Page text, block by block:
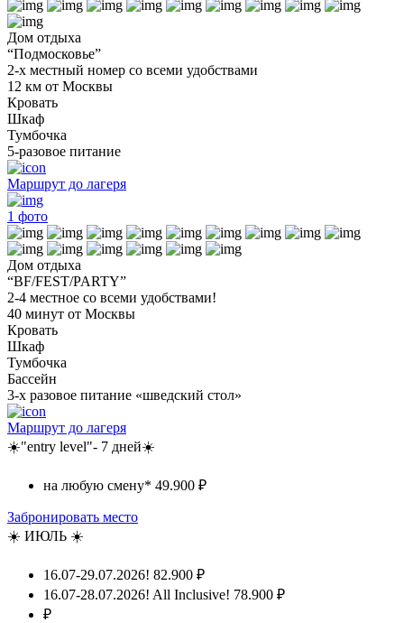
Дом отдыха
“Подмосковье”
2-х местный номер со всеми удобствами
12 км от Москвы
Кровать
Шкаф
Тумбочка
5-разовое питание
Маршрут до лагеря
1 фото
Дом отдыха
“BF/FEST/PARTY”
2-4 местное со всеми удобствами!
40 минут от Москвы
Кровать
Шкаф
Тумбочка
Бассейн
3-х разовое питание «шведский стол»
Маршрут до лагеря
☀️"entry level"- 7 дней☀️
на любую смену* 49.900 ₽
Забронировать место
☀️ ИЮЛЬ ☀️
16.07-29.07.2026! 82.900 ₽
16.07-28.07.2026! All Inclusive! 78.900 ₽
₽